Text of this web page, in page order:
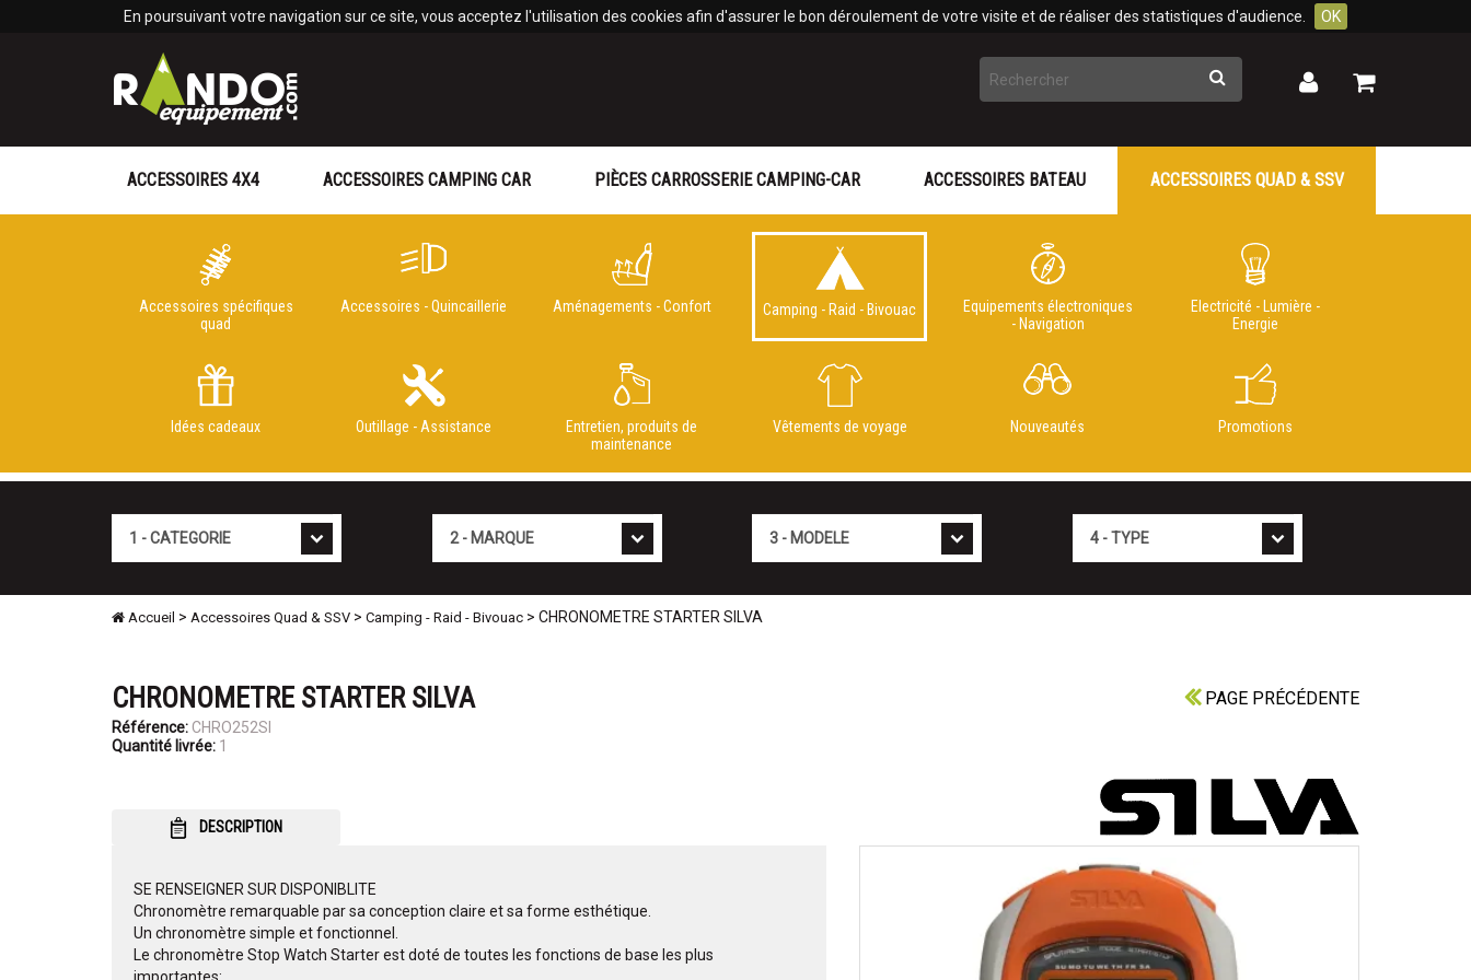
En poursuivant votre navigation sur ce site, vous acceptez l'utilisation des cookies afin d'assurer le bon déroulement de votre visite et de réaliser des statistiques d'audience. OK
Rechercher Mon
Mon
ACCESSOIRES 4X4 ACCESSOIRES CAMPING CAR PIÈCES CARROSSERIE CAMPING-CAR ACCESSOIRES BATEAU ACCESSOIRES QUAD & SSV
Accessoires spécifiques
quad
Accessoires - Quincaillerie Aménagements - Confort Camping - Raid - Bivouac
Equipements électroniques
- Navigation
Electricité - Lumière -
Energie
Idées cadeaux Outillage - Assistance
Entretien, produits de
maintenance
Vêtements de voyage Nouveautés Promotions
Accueil > Accessoires Quad & SSV > Camping - Raid - Bivouac > CHRONOMETRE STARTER SILVA
PAGE PRÉCÉDENTE
CHRONOMETRE STARTER SILVA
Référence: CHRO252SI
Quantité livrée: 1
DESCRIPTION
SE RENSEIGNER SUR DISPONIBLITE
Chronomètre remarquable par sa conception claire et sa forme esthétique.
Un chronomètre simple et fonctionnel.
Le chronomètre Stop Watch Starter est doté de toutes les fonctions de base les plus
Panneau de gestion des cookies